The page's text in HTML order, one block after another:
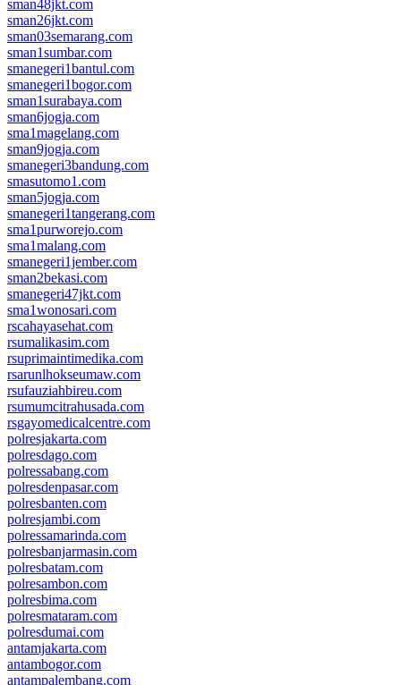
sman48jkt.com
sman26jkt.com
sman03semarang.com
sman1sumbar.com
smanegeri1bantul.com
smanegeri1bogor.com
sman1surabaya.com
sman6jogja.com
sma1magelang.com
sman9jogja.com
smanegeri3bandung.com
smasutomo1.com
sman5jogja.com
smanegeri1tangerang.com
sma1purworejo.com
sma1malang.com
smanegeri1jember.com
sman2bekasi.com
smanegeri47jkt.com
sma1wonosari.com
rscahayasehat.com
rsumalikasim.com
rsuprimaintimedika.com
rsarunlhokseumaw.com
rsufauziahbireu.com
rsumumcitrahusada.com
rsgayomedicalcentre.com
polresjakarta.com
polresdago.com
polressabang.com
polresdenpasar.com
polresbanten.com
polresjambi.com
polressamarinda.com
polresbanjarmasin.com
polresbatam.com
polresambon.com
polresbima.com
polresmataram.com
polresdumai.com
antamjakarta.com
antambogor.com
antampalembang.com